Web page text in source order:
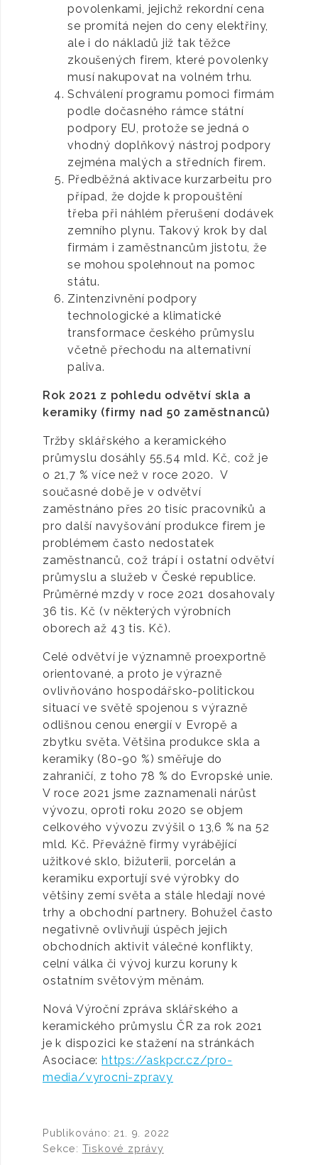
povolenkami, jejichž rekordní cena
se promítá nejen do ceny elektřiny,
ale i do nákladů již tak těžce
zkoušených firem, které povolenky
musí nakupovat na volném trhu.
Schválení programu pomoci firmám
podle dočasného rámce státní
podpory EU, protože se jedná o
vhodný doplňkový nástroj podpory
zejména malých a středních firem.
Předběžná aktivace kurzarbeitu pro
případ, že dojde k propouštění
třeba při náhlém přerušení dodávek
zemního plynu. Takový krok by dal
firmám i zaměstnancům jistotu, že
se mohou spolehnout na pomoc
státu.
Zintenzivnění podpory
technologické a klimatické
transformace českého průmyslu
včetně přechodu na alternativní
paliva.
Rok 2021 z pohledu odvětví skla a
keramiky (firmy nad 50 zaměstnanců)
Tržby sklářského a keramického
průmyslu dosáhly 55,54 mld. Kč, což je
o 21,7 % více než v roce 2020. V
současné době je v odvětví
zaměstnáno přes 20 tisíc pracovníků a
pro další navyšování produkce firem je
problémem často nedostatek
zaměstnanců, což trápí i ostatní odvětví
průmyslu a služeb v České republice.
Průměrné mzdy v roce 2021 dosahovaly
36 tis. Kč (v některých výrobních
oborech až 43 tis. Kč).
Celé odvětví je významně proexportně
orientované, a proto je výrazně
ovlivňováno hospodářsko-politickou
situací ve světě spojenou s výrazně
odlišnou cenou energií v Evropě a
zbytku světa. Většina produkce skla a
keramiky (80-90 %) směřuje do
zahraničí, z toho 78 % do Evropské unie.
V roce 2021 jsme zaznamenali nárůst
vývozu, oproti roku 2020 se objem
celkového vývozu zvýšil o 13,6 % na 52
mld. Kč. Převážně firmy vyrábějící
užitkové sklo, bižuterii, porcelán a
keramiku exportují své výrobky do
většiny zemí světa a stále hledají nové
trhy a obchodní partnery. Bohužel často
negativně ovlivňují úspěch jejich
obchodních aktivit válečné konflikty,
celní válka či vývoj kurzu koruny k
ostatním světovým měnám.
Nová Výroční zpráva sklářského a
keramického průmyslu ČR za rok 2021
je k dispozici ke stažení na stránkách
Asociace: https://askpcr.cz/pro-
media/vyrocni-zpravy
Publikováno: 21. 9. 2022
Sekce: Tiskové zprávy